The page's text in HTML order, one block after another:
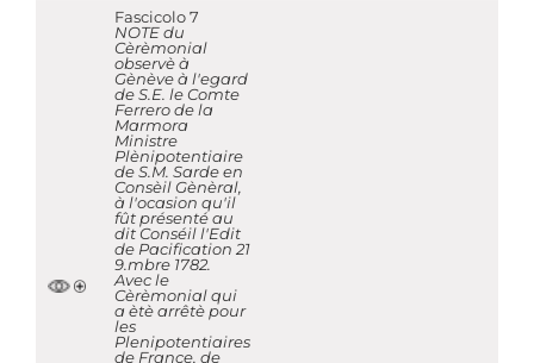
Fascicolo 7
NOTE du
Cèrèmonial
observè à
Gènève à l'egard
de S.E. le Comte
Ferrero de la
Marmora
Ministre
Plènipotentiaire
de S.M. Sarde en
Consèil Gènèral,
à l'ocasion qu'il
fût présenté au
dit Conséil l'Edit
de Pacification 21
9.mbre 1782.
Avec le
Cèrèmonial qui
a ètè arrêtè pour
les
Plenipotentiaires
de France, de